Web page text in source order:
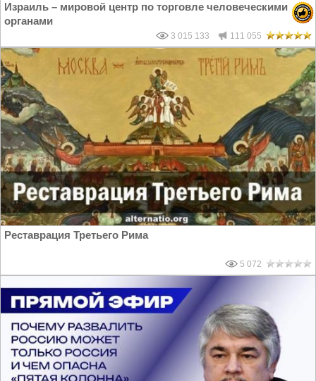
Израиль – мировой центр по торговле человеческими
органами
3 015 133 111 055
Реставрация Третьего Рима
5 072